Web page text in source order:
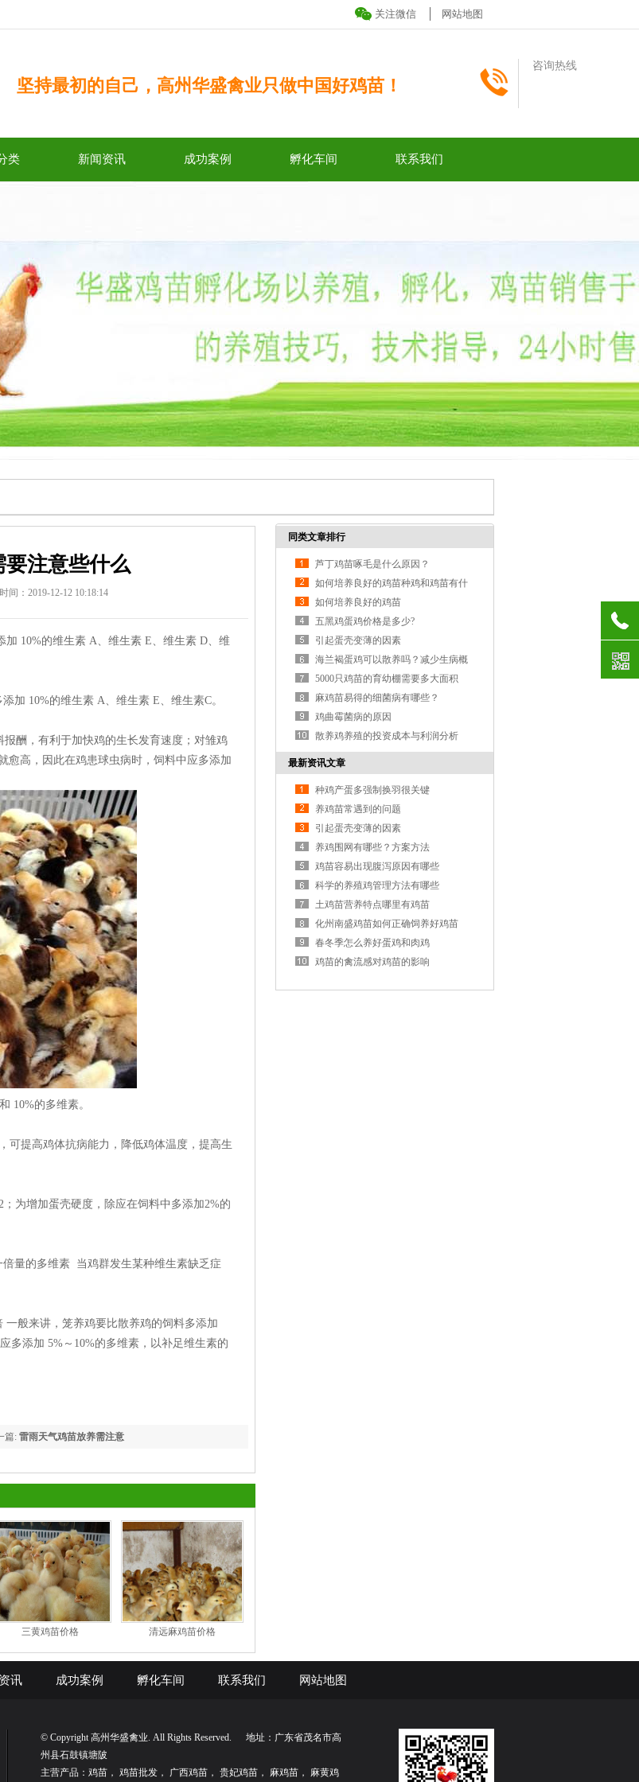
关注微信 网站地图
坚持最初的自己，高州华盛禽业只做中国好鸡苗！
咨询热线
类 新闻资讯 成功案例 孵化车间 联系我们
注意些什么
间：2019-12-12 10:18:14
10%的维生素 A、维生素 E、维生素 D、维
10%的维生素 A、维生素 E、维生素C。
酬，有利于加快鸡的生长发育速度；对雏鸡
愈高，因此在鸡患球虫病时，饲料中应多添加
10%的多维素。
提高鸡体抗病能力，降低鸡体温度，提高生
为增加蛋壳硬度，除应在饲料中多添加2%的
量的多维素 当鸡群发生某种维生素缺乏症
般来讲，笼养鸡要比散养鸡的饲料多添加
多添加 5%～10%的多维素，以补足维生素的
篇: 雷雨天气鸡苗放养需注意
三黄鸡苗价格 清远麻鸡苗价格
同类文章排行
芦丁鸡苗啄毛是什么原因？
如何培养良好的鸡苗种鸡和鸡苗有什
么区别??
如何培养良好的鸡苗
五黑鸡蛋鸡价格是多少?
引起蛋壳变薄的因素
海兰褐蛋鸡可以散养吗？减少生病概
率小
5000只鸡苗的育幼棚需要多大面积
麻鸡苗易得的细菌病有哪些？
鸡曲霉菌病的原因
散养鸡养殖的投资成本与利润分析
最新资讯文章
种鸡产蛋多强制换羽很关键
养鸡苗常遇到的问题
引起蛋壳变薄的因素
养鸡围网有哪些？方案方法
鸡苗容易出现腹泻原因有哪些
科学的养殖鸡管理方法有哪些
土鸡苗营养特点哪里有鸡苗
化州南盛鸡苗如何正确饲养好鸡苗
春冬季怎么养好蛋鸡和肉鸡
鸡苗的禽流感对鸡苗的影响
讯 成功案例 孵化车间 联系我们 网站地图
© Copyright 高州华盛禽业. All Rights Reserved. 地址：广东省茂名市高
州县石鼓镇塘陂
主营产品：鸡苗， 鸡苗批发， 广西鸡苗， 贵妃鸡苗， 麻鸡苗， 麻黄鸡